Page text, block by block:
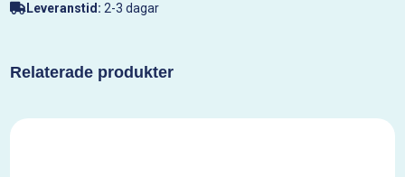
Leveranstid: 2-3 dagar
Relaterade produkter